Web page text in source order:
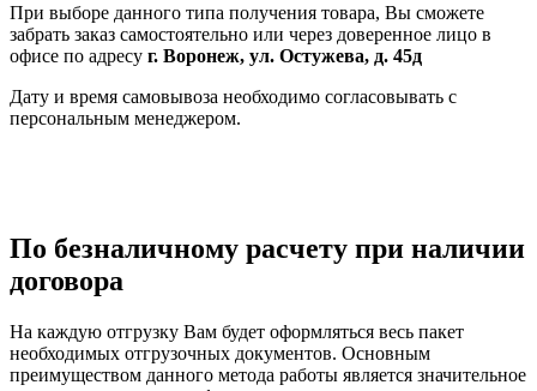
При выборе данного типа получения товара, Вы сможете
забрать заказ самостоятельно или через доверенное лицо в
офисе по адресу г. Воронеж, ул. Остужева, д. 45д
Дату и время самовывоза необходимо согласовывать с
персональным менеджером.
По безналичному расчету при наличии
договора
На каждую отгрузку Вам будет оформляться весь пакет
необходимых отгрузочных документов. Основным
преимуществом данного метода работы является значительное